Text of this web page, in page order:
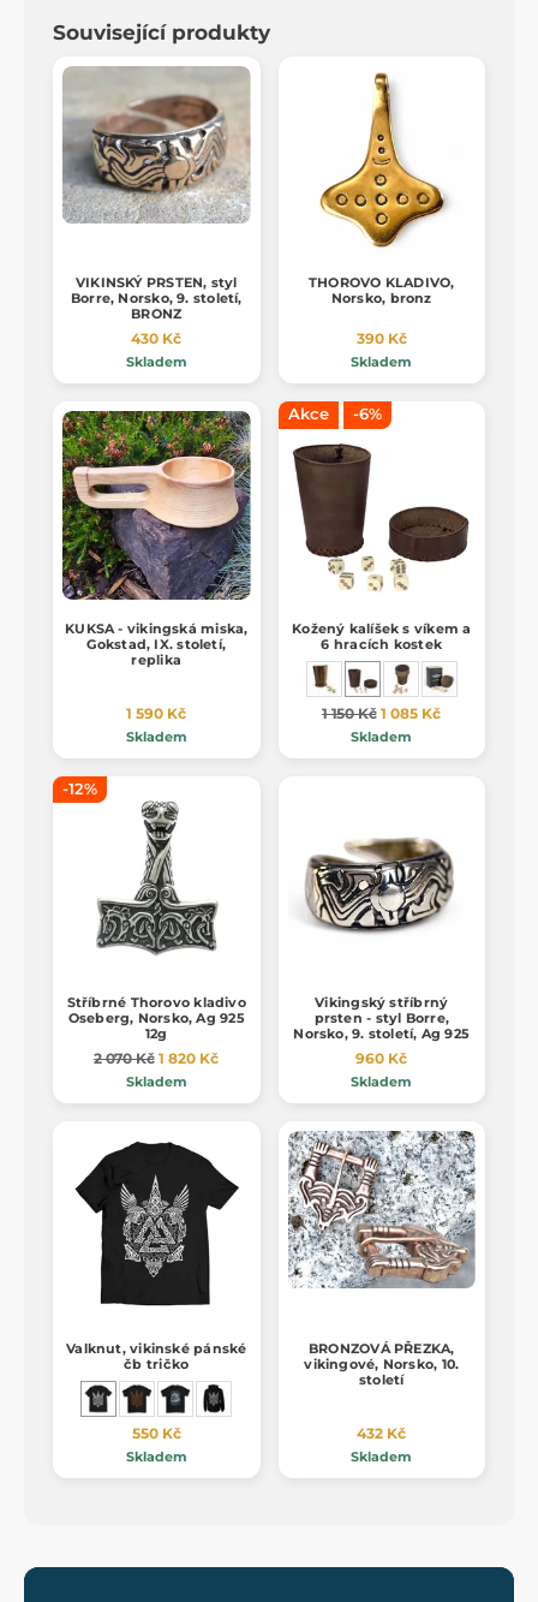
Související produkty
VIKINSKÝ PRSTEN, styl
Borre, Norsko, 9. století,
BRONZ
430 Kč
Skladem
THOROVO KLADIVO,
Norsko, bronz
390 Kč
Skladem
KUKSA - vikingská miska,
Gokstad, IX. století,
replika
1 590 Kč
Skladem
Akce -6%
Kožený kalíšek s víkem a
6 hracích kostek
1 150 Kč 1 085 Kč
Skladem
-12%
Stříbrné Thorovo kladivo
Oseberg, Norsko, Ag 925
12g
2 070 Kč 1 820 Kč
Skladem
Vikingský stříbrný
prsten - styl Borre,
Norsko, 9. století, Ag 925
960 Kč
Skladem
Valknut, vikinské pánské
čb tričko
550 Kč
Skladem
BRONZOVÁ PŘEZKA,
vikingové, Norsko, 10.
století
432 Kč
Skladem